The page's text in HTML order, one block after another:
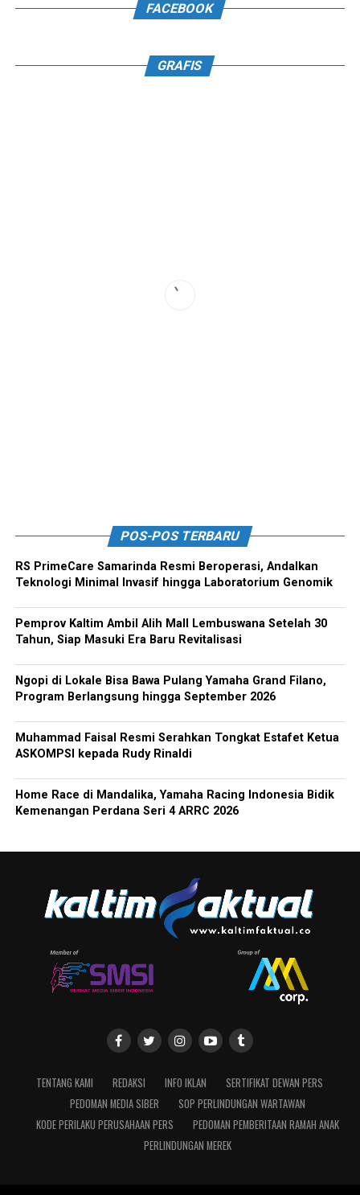
FACEBOOK
GRAFIS
POS-POS TERBARU
RS PrimeCare Samarinda Resmi Beroperasi, Andalkan
Teknologi Minimal Invasif hingga Laboratorium Genomik
Pemprov Kaltim Ambil Alih Mall Lembuswana Setelah 30
Tahun, Siap Masuki Era Baru Revitalisasi
Ngopi di Lokale Bisa Bawa Pulang Yamaha Grand Filano,
Program Berlangsung hingga September 2026
Muhammad Faisal Resmi Serahkan Tongkat Estafet Ketua
ASKOMPSI kepada Rudy Rinaldi
Home Race di Mandalika, Yamaha Racing Indonesia Bidik
Kemenangan Perdana Seri 4 ARRC 2026
TENTANG KAMI REDAKSI INFO IKLAN
SERTIFIKAT DEWAN PERS
PEDOMAN MEDIA SIBER
SOP PERLINDUNGAN WARTAWAN
KODE PERILAKU PERUSAHAAN PERS
PEDOMAN PEMBERITAAN RAMAH ANAK
PERLINDUNGAN MEREK